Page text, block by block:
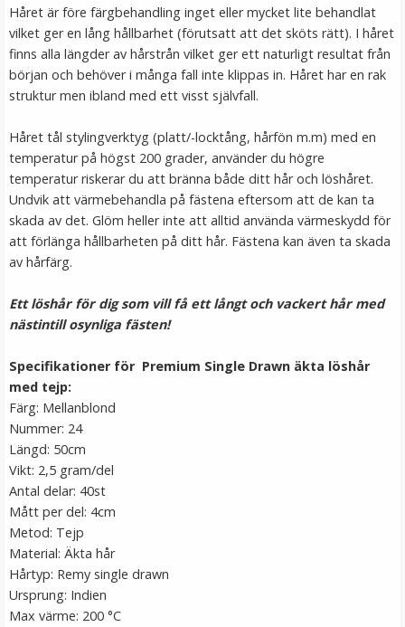
★★★★★
VÄLJ
Platt tång för isättning av microringar - Svart
Håret är före färgbehandling inget eller mycket lite behandlat
vilket ger en lång hållbarhet (förutsatt att det sköts rätt). I håret
finns alla längder av hårstrån vilket ger ett naturligt resultat från
början och behöver i många fall inte klippas in. Håret har en rak
struktur men ibland med ett visst självfall.
Håret tål stylingverktyg (platt/-locktång, hårfön m.m) med en
temperatur på högst 200 grader, använder du högre
temperatur riskerar du att bränna både ditt hår och löshåret.
Undvik att värmebehandla på fästena eftersom att de kan ta
skada av det. Glöm heller inte att alltid använda värmeskydd för
att förlänga hållbarheten på ditt hår. Fästena kan även ta skada
av hårfärg.
Ett löshår för dig som vill få ett långt och vackert hår med
nästintill osynliga fästen!
Specifikationer för Premium Single Drawn äkta löshår
med tejp:
Färg: Mellanblond
Nummer: 24
Längd: 50cm
Vikt: 2,5 gram/del
Antal delar: 40st
Mått per del: 4cm
Metod: Tejp
Material: Äkta hår
Hårtyp: Remy single drawn
Ursprung: Indien
Max värme: 200 °C